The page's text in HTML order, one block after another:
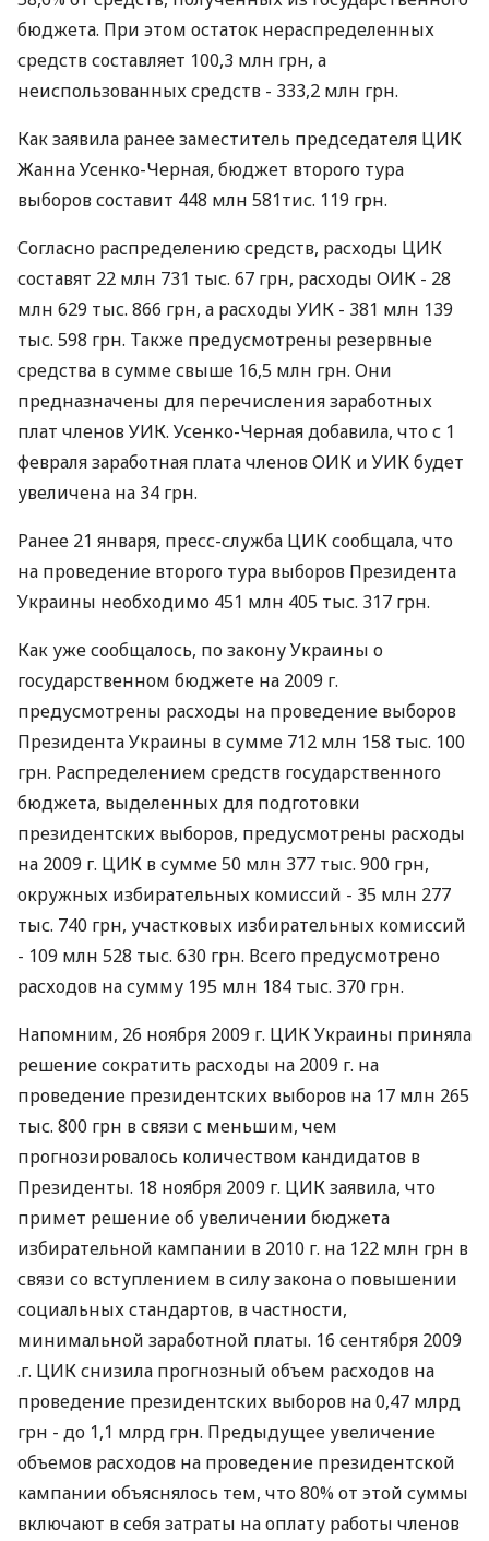
бюджета. При этом остаток нераспределенных
средств составляет 100,3 млн грн, а
неиспользованных средств - 333,2 млн грн.
Как заявила ранее заместитель председателя ЦИК
Жанна Усенко-Черная, бюджет второго тура
выборов составит 448 млн 581тис. 119 грн.
Согласно распределению средств, расходы ЦИК
составят 22 млн 731 тыс. 67 грн, расходы ОИК - 28
млн 629 тыс. 866 грн, а расходы УИК - 381 млн 139
тыс. 598 грн. Также предусмотрены резервные
средства в сумме свыше 16,5 млн грн. Они
предназначены для перечисления заработных
плат членов УИК. Усенко-Черная добавила, что с 1
февраля заработная плата членов ОИК и УИК будет
увеличена на 34 грн.
Ранее 21 января, пресс-служба ЦИК сообщала, что
на проведение второго тура выборов Президента
Украины необходимо 451 млн 405 тыс. 317 грн.
Как уже сообщалось, по закону Украины о
государственном бюджете на 2009 г.
предусмотрены расходы на проведение выборов
Президента Украины в сумме 712 млн 158 тыс. 100
грн. Распределением средств государственного
бюджета, выделенных для подготовки
президентских выборов, предусмотрены расходы
на 2009 г. ЦИК в сумме 50 млн 377 тыс. 900 грн,
окружных избирательных комиссий - 35 млн 277
тыс. 740 грн, участковых избирательных комиссий
- 109 млн 528 тыс. 630 грн. Всего предусмотрено
расходов на сумму 195 млн 184 тыс. 370 грн.
Напомним, 26 ноября 2009 г. ЦИК Украины приняла
решение сократить расходы на 2009 г. на
проведение президентских выборов на 17 млн 265
тыс. 800 грн в связи с меньшим, чем
прогнозировалось количеством кандидатов в
Президенты. 18 ноября 2009 г. ЦИК заявила, что
примет решение об увеличении бюджета
избирательной кампании в 2010 г. на 122 млн грн в
связи со вступлением в силу закона о повышении
социальных стандартов, в частности,
минимальной заработной платы. 16 сентября 2009
.г. ЦИК снизила прогнозный объем расходов на
проведение президентских выборов на 0,47 млрд
грн - до 1,1 млрд грн. Предыдущее увеличение
объемов расходов на проведение президентской
кампании объяснялось тем, что 80% от этой суммы
включают в себя затраты на оплату работы членов